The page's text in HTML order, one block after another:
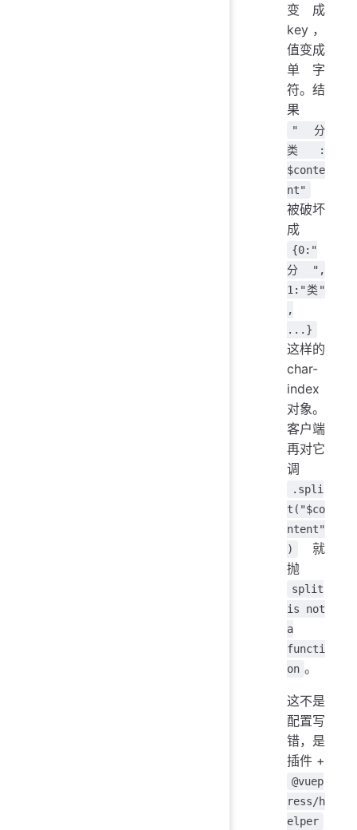
变成
key，
值变成
单字
符。结
果
"分
类:
$conte
nt"
被破坏
成
{0:"
分",
1:"类"
,
...}
这样的
char-
index
对象。
客户端
再对它
调
.spli
t("$co
ntent"
)
就
抛
split
is not
a
functi
on 。
这不是
配置写
错，是
插件 +
@vuep
ress/h
elper